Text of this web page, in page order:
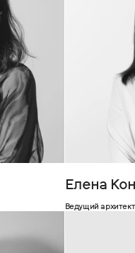
Елена
Ведущий